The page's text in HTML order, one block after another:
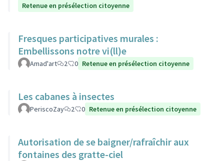
Retenue en présélection citoyenne
Fresques participatives murales :
Embellissons notre vi(ll)e
Amad'art 2 0 Retenue en présélection citoyenne
Les cabanes à insectes
PeriscoZay 2 0 Retenue en présélection citoyenne
Autorisation de se baigner/rafraîchir aux
fontaines des gratte-ciel